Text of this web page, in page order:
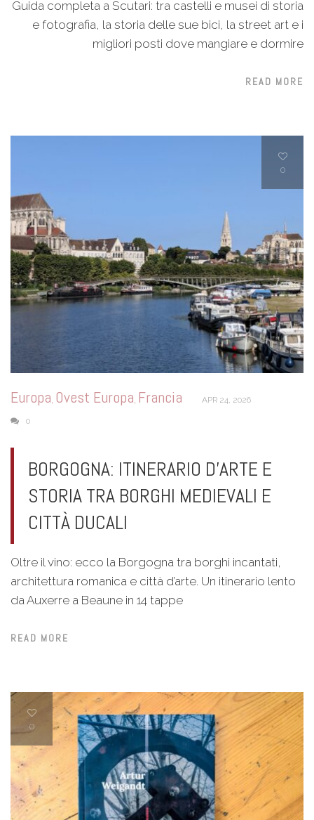
Guida completa a Scutari: tra castelli e musei di storia
e fotografia, la storia delle sue bici, la street art e i
migliori posti dove mangiare e dormire
READ MORE
0
Europa, Ovest Europa, Francia APR 24, 2026
0
BORGOGNA: ITINERARIO D’ARTE E
STORIA TRA BORGHI MEDIEVALI E
CITTÀ DUCALI
Oltre il vino: ecco la Borgogna tra borghi incantati,
architettura romanica e città d’arte. Un itinerario lento
da Auxerre a Beaune in 14 tappe
READ MORE
0